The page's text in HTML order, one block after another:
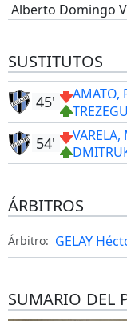
Alberto Domingo
SUSTITUTOS
AMATO,
45'
54'
ÁRBITROS
Árbitro: GELAY
SUMARIO DEL